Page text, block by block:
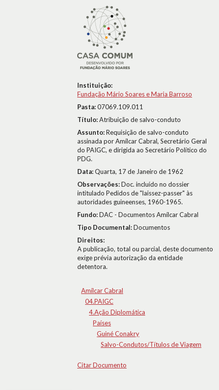
Instituição:
Fundação Mário Soares e Maria Barroso
Pasta:07069.109.011
Título:Atribuição de salvo-conduto
Assunto:Requisição de salvo-conduto
assinada por Amílcar Cabral, Secretário Geral
do PAIGC, e dirigida ao Secretário Político do
PDG.
Data:Quarta, 17 de Janeiro de 1962
Observações:Doc. incluído no dossier
intitulado Pedidos de "laissez-passer" às
autoridades guineenses, 1960-1965.
Fundo:DAC - Documentos Amílcar Cabral
Tipo Documental:Documentos
Direitos:
A publicação, total ou parcial, deste documento
exige prévia autorização da entidade
detentora.
Amílcar Cabral
04.PAIGC
4.Ação Diplomática
Países
Guiné Conakry
Salvo-Condutos/Títulos de Viagem
Citar Documento